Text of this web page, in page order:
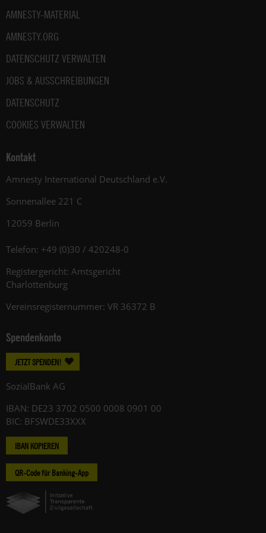
AMNESTY-MATERIAL
AMNESTY.ORG
DATENSCHUTZ VERWALTEN
JOBS & AUSSCHREIBUNGEN
DATENSCHUTZ
COOKIES VERWALTEN
Kontakt
Amnesty International Deutschland e.V.
Sonnenallee 221 C
12059 Berlin
Telefon: +49 (0)30 / 420248-0
Registergericht: Amtsgericht
Charlottenburg
Vereinsregisternummer: VR 36372 B
Spendenkonto
JETZT SPENDEN!
SozialBank AG
IBAN: DE23 3702 0500 0008 0901 00
BIC: BFSWDE33XXX
IBAN KOPIEREN
QR-Code für Banking-App